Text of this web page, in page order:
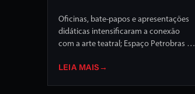
Oficinas, bate-papos e apresentações
didáticas intensificaram a conexão
com a arte teatral; Espaço Petrobras foi
LEIA MAIS →